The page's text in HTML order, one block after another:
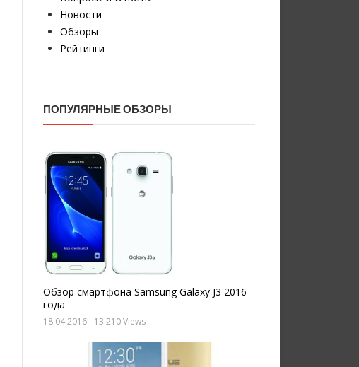
Новости
Обзоры
Рейтинги
ПОПУЛЯРНЫЕ ОБЗОРЫ
Обзор смартфона Samsung Galaxy J3 2016
года
18.04.2016- 13 210 Views